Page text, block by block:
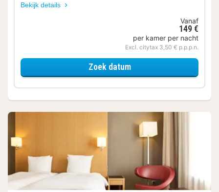
Bekijk details
Vanaf
149 €
per kamer per nacht
Excl. citytax 3,50 € p.p.p.n.
Zoek datumvoor Standaard 2